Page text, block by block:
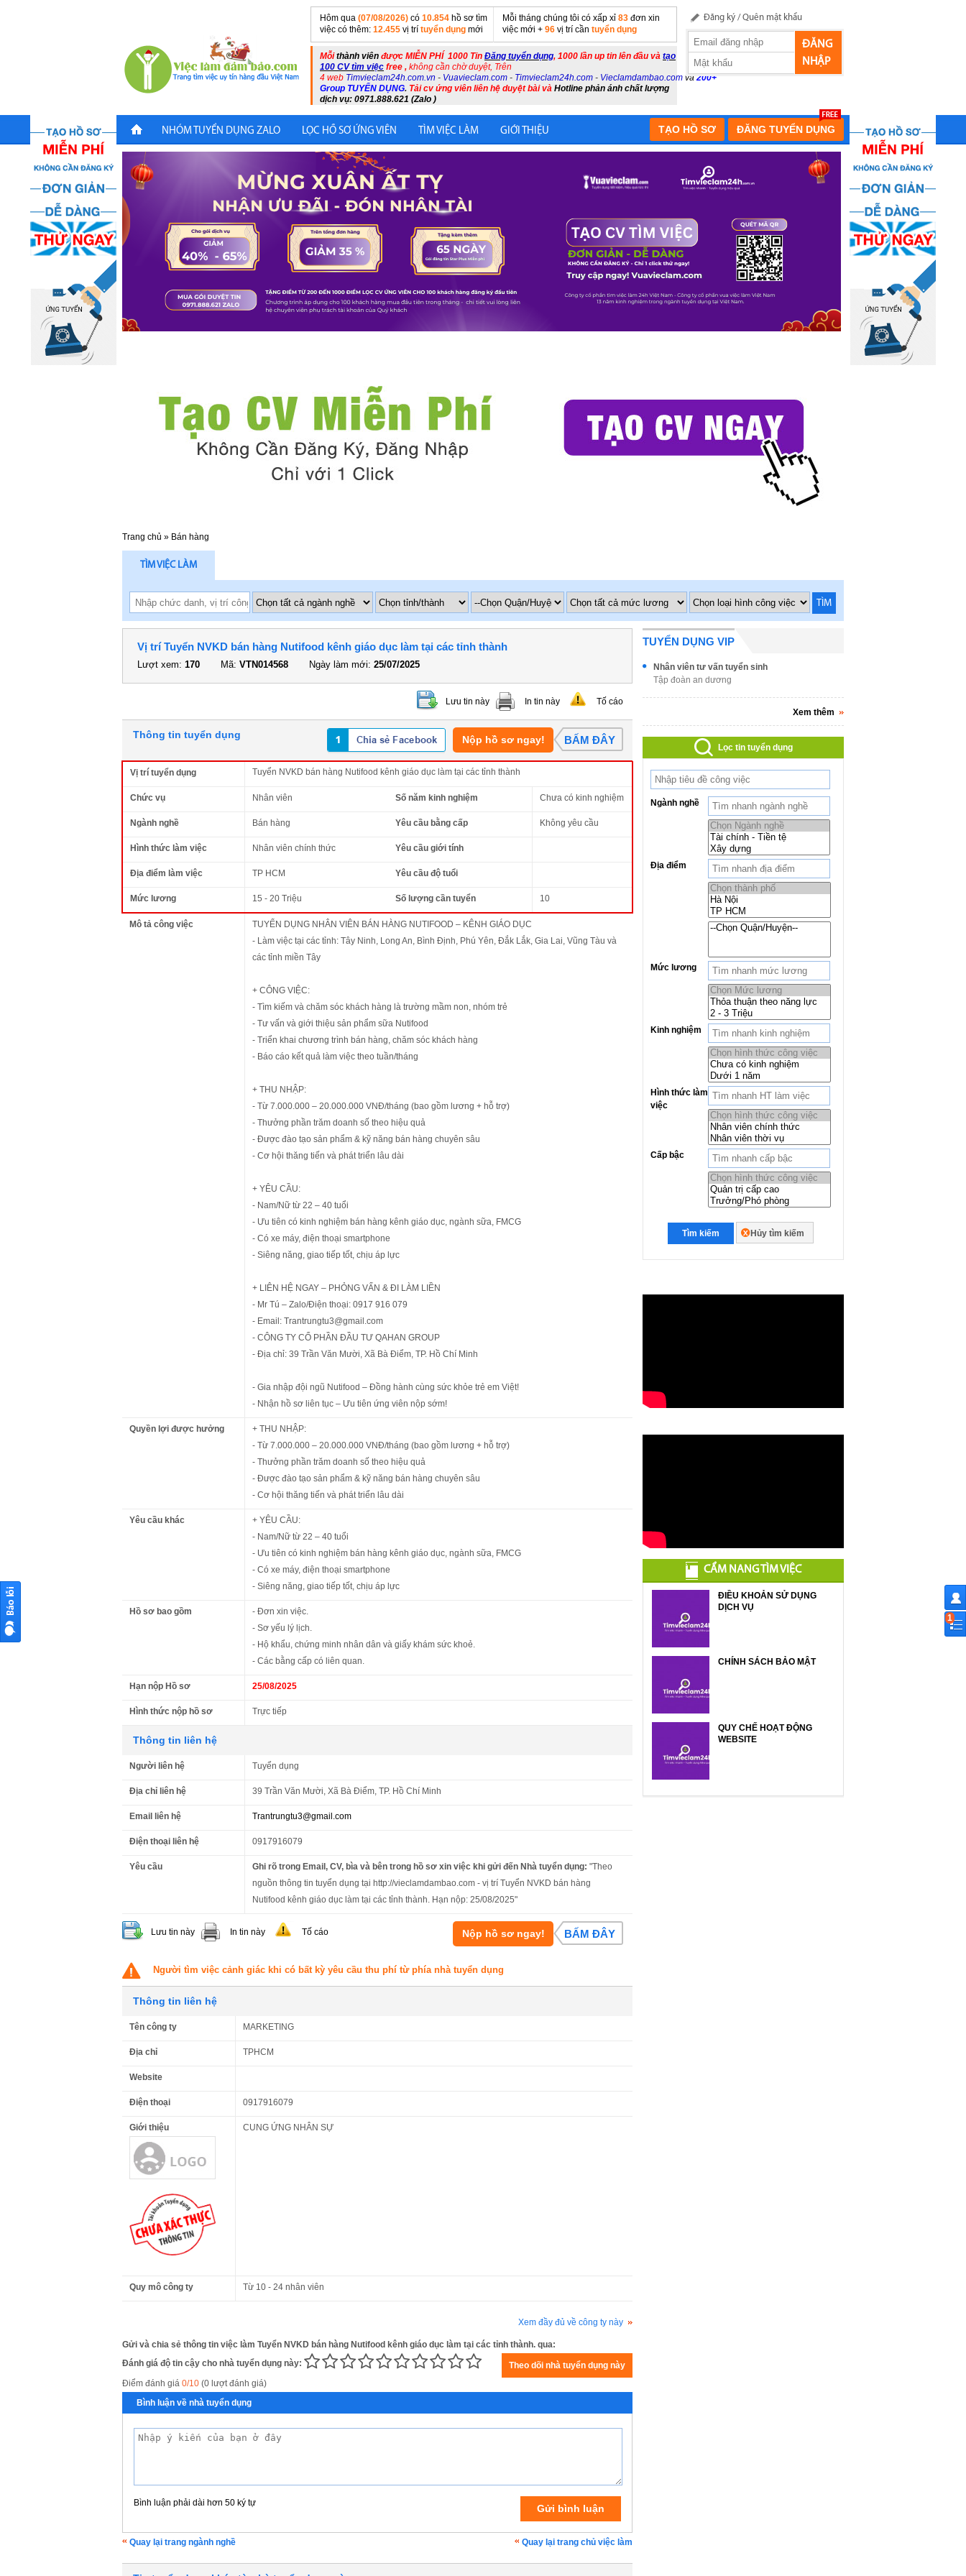
Hôm qua (07/08/2026) có 10.854 hồ sơ tìm
việc có thêm: 12.455 vị trí tuyển dụng mới
Mỗi tháng chúng tôi có xấp xỉ 83 đơn xin
việc mới + 96 vị trí cần tuyển dụng
Mỗithành viên được MIỄN PHÍ 1000 Tin Đăng tuyển dụng, 1000 lần up tin lên đầu và tạo
100 CV tìm việc free , không cần chờ duyệt, Trên
4 web Timvieclam24h.com.vn - Vuavieclam.com - Timvieclam24h.com - Vieclamdambao.com và 200+
Group TUYỂN DỤNG. Tải cv ứng viên liên hệ duyệt bài và Hotline phản ánh chất lượng
dịch vụ: 0971.888.621 (Zalo )
Đăng ký /Quên mật khẩu
ĐĂNG
NHẬP
NHÓM TUYỂN DỤNG ZALO LỌC HỒ SƠ ỨNG VIÊN TÌM VIỆC LÀM GIỚI THIỆU ĐĂNG TUYỂN DỤNG
TẠO HỒ SƠ
Trang chủ » Bán hàng
TÌM VIỆC LÀM
TÌM
Vị trí Tuyển NVKD bán hàng Nutifood kênh giáo dục làm tại các tỉnh thành
Lượt xem: 170 Mã: VTN014568 Ngày làm mới: 25/07/2025
Lưu tin này In tin này Tố cáo
Thông tin tuyển dụng Nộp hồ sơ ngay! BẤM ĐÂY
Vị trí tuyển dụng Tuyển NVKD bán hàng Nutifood kênh giáo dục làm tại các tỉnh thành
Chức vụ Nhân viên Số năm kinh nghiệm Chưa có kinh nghiệm
Ngành nghề Bán hàng Yêu cầu bằng cấp Không yêu cầu
Hình thức làm việc Nhân viên chính thức Yêu cầu giới tính
Địa điểm làm việc TP HCM Yêu cầu độ tuổi
Mức lương 15 - 20 Triệu Số lượng cần tuyển 10
Mô tả công việc
TUYỂN DỤNG NHÂN VIÊN BÁN HÀNG NUTIFOOD – KÊNH GIÁO DỤC
- Làm việc tại các tỉnh: Tây Ninh, Long An, Bình Định, Phú Yên, Đắk Lắk, Gia Lai, Vũng Tàu và
các tỉnh miền Tây
+ CÔNG VIỆC:
- Tìm kiếm và chăm sóc khách hàng là trường mầm non, nhóm trẻ
- Tư vấn và giới thiệu sản phẩm sữa Nutifood
- Triển khai chương trình bán hàng, chăm sóc khách hàng
- Báo cáo kết quả làm việc theo tuần/tháng
+ THU NHẬP:
- Từ 7.000.000 – 20.000.000 VNĐ/tháng (bao gồm lương + hỗ trợ)
- Thưởng phần trăm doanh số theo hiệu quả
- Được đào tạo sản phẩm & kỹ năng bán hàng chuyên sâu
- Cơ hội thăng tiến và phát triển lâu dài
+ YÊU CẦU:
- Nam/Nữ từ 22 – 40 tuổi
- Ưu tiên có kinh nghiệm bán hàng kênh giáo dục, ngành sữa, FMCG
- Có xe máy, điện thoại smartphone
- Siêng năng, giao tiếp tốt, chịu áp lực
+ LIÊN HỆ NGAY – PHỎNG VẤN & ĐI LÀM LIỀN
- Mr Tú – Zalo/Điện thoại: 0917 916 079
- Email: Trantrungtu3@gmail.com
- CÔNG TY CỔ PHẦN ĐẦU TƯ QAHAN GROUP
- Địa chỉ: 39 Trần Văn Mười, Xã Bà Điểm, TP. Hồ Chí Minh
- Gia nhập đội ngũ Nutifood – Đồng hành cùng sức khỏe trẻ em Việt!
- Nhận hồ sơ liên tục – Ưu tiên ứng viên nộp sớm!
Quyền lợi được hưởng
+ THU NHẬP:
- Từ 7.000.000 – 20.000.000 VNĐ/tháng (bao gồm lương + hỗ trợ)
- Thưởng phần trăm doanh số theo hiệu quả
- Được đào tạo sản phẩm & kỹ năng bán hàng chuyên sâu
- Cơ hội thăng tiến và phát triển lâu dài
Yêu cầu khác
+ YÊU CẦU:
- Nam/Nữ từ 22 – 40 tuổi
- Ưu tiên có kinh nghiệm bán hàng kênh giáo dục, ngành sữa, FMCG
- Có xe máy, điện thoại smartphone
- Siêng năng, giao tiếp tốt, chịu áp lực
Hồ sơ bao gồm
- Đơn xin việc.
- Sơ yếu lý lịch.
- Hộ khẩu, chứng minh nhân dân và giấy khám sức khoẻ.
- Các bằng cấp có liên quan.
Hạn nộp Hồ sơ 25/08/2025
Hình thức nộp hồ sơ Trực tiếp
Thông tin liên hệ
Người liên hệ Tuyển dụng
Địa chỉ liên hệ 39 Trần Văn Mười, Xã Bà Điểm, TP. Hồ Chí Minh
Email liên hệ Trantrungtu3@gmail.com
Điện thoại liên hệ 0917916079
Yêu cầu Ghi rõ trong Email, CV, bìa và bên trong hồ sơ xin việc khi gửi đến Nhà tuyển dụng: "Theo
nguồn thông tin tuyển dụng tại http://vieclamdambao.com - vị trí Tuyển NVKD bán hàng
Nutifood kênh giáo dục làm tại các tỉnh thành. Hạn nộp: 25/08/2025"
Lưu tin này In tin này Tố cáo Nộp hồ sơ ngay! BẤM ĐÂY
Người tìm việc cảnh giác khi có bất kỳ yêu cầu thu phí từ phía nhà tuyển dụng
Thông tin liên hệ
Tên công ty MARKETING
Địa chỉ TPHCM
Website
Điện thoại 0917916079
Giới thiệu CUNG ỨNG NHÂN SỰ
Quy mô công ty Từ 10 - 24 nhân viên
Xem đầy đủ về công ty này
Gửi và chia sẻ thông tin việc làm Tuyển NVKD bán hàng Nutifood kênh giáo dục làm tại các tỉnh thành. qua:
Đánh giá độ tin cậy cho nhà tuyển dụng này:
Điểm đánh giá 0/10 (0 lượt đánh giá)
Bình luận về nhà tuyển dụng
Bình luận phải dài hơn 50 ký tự
Quay lại trang ngành nghề Quay lại trang chủ việc làm
TUYỂN DỤNG VIP
Nhân viên tư vấn tuyển sinh
Tập đoàn an dương
Xem thêm
Lọc tin tuyển dụng
Ngành nghề
Địa điểm
Mức lương
Kinh nghiệm
Hình thức làm
việc
Cấp bậc
Tìm kiếm Hủy tìm kiếm
CẨM NANG TÌM VIỆC
ĐIỀU KHOẢN SỬ DỤNG
DỊCH VỤ
CHÍNH SÁCH BẢO MẬT
QUY CHẾ HOẠT ĐỘNG
WEBSITE
1